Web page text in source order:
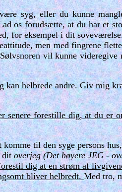
syg, eller du kunne
os forudsætte, at du har et
for eksempel i dit
men med fingrene
vil kunne videregive
helbrede andre. Giv mig
senere forestille dig, at du er
til den syge persons
ditoverjeg (Det høyere JEG -
dig at en strøm af
bliver helbredt.Med tro,